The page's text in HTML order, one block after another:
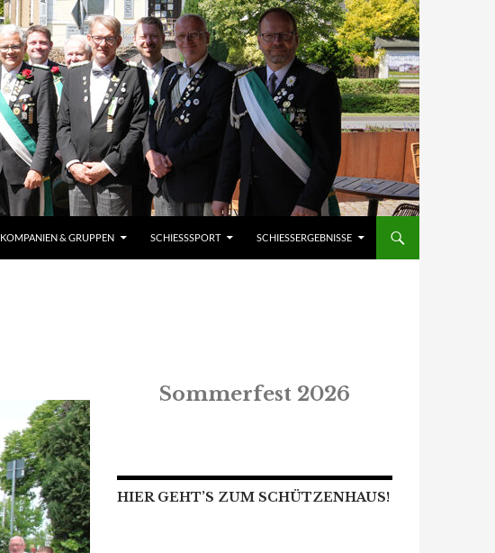
KOMPANIEN & GRUPPEN SCHIESSSPORT SCHIESSERGEBNISSE
Sommerfest 2026
HIER GEHT’S ZUM SCHÜTZENHAUS!